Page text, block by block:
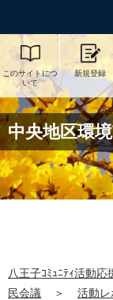
このサイトにつ
いて
新規登録
中央地区環
八王子ｺﾐｭﾆﾃｨ活動
民会議
＞ 活動レ